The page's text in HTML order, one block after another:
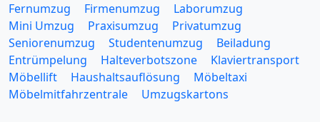
Fernumzug
Firmenumzug
Laborumzug
Mini Umzug
Praxisumzug
Privatumzug
Seniorenumzug
Studentenumzug
Beiladung
Entrümpelung
Halteverbotszone
Klaviertransport
Möbellift
Haushaltsauflösung
Möbeltaxi
Möbelmitfahrzentrale
Umzugskartons